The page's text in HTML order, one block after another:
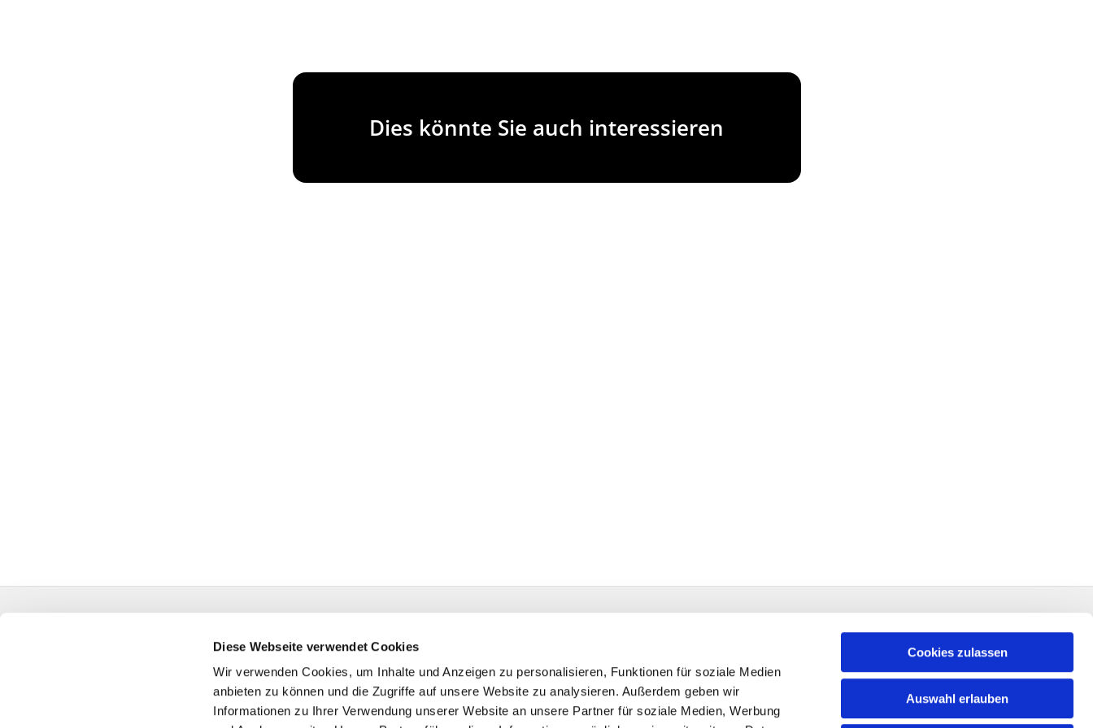
Diese Webseite verwendet Cookies
Wir verwenden Cookies, um Inhalte und Anzeigen zu personalisieren, Funktionen für soziale Medien
anbieten zu können und die Zugriffe auf unsere Website zu analysieren. Außerdem geben wir
Informationen zu Ihrer Verwendung unserer Website an unsere Partner für soziale Medien, Werbung
Cookies zulassen
Auswahl erlauben
Dies könnte Sie auch interessieren
HA-KG-Hagen-Auferstehung@kk-ekvw.de